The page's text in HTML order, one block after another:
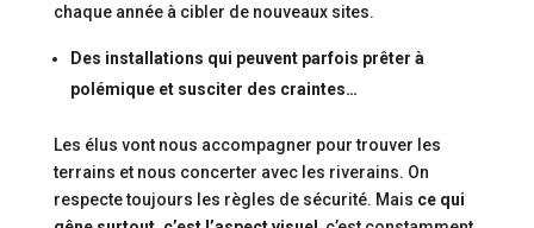
chaque année à cibler de nouveaux sites.
Des installations qui peuvent parfois prêter à
polémique et susciter des craintes…
Les élus vont nous accompagner pour trouver les
terrains et nous concerter avec les riverains. On
respecte toujours les règles de sécurité. Mais ce qui